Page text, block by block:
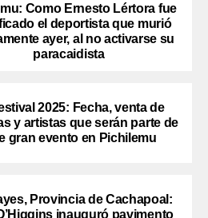
Como Ernesto Lértora fue
el deportista que murió
ayer, al no activarse su
paracaidista
2025: Fecha, venta de
y artistas que serán parte de
gran evento en Pichilemu
Provincia de Cachapoal:
inauguró pavimento